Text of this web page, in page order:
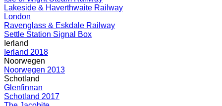
Lakeside & Haverthwaite Railway
London
Ravenglass & Eskdale Railway
Settle Station Signal Box
Ierland
Ierland 2018
Noorwegen
Noorwegen 2013
Schotland
Glenfinnan
Schotland 2017